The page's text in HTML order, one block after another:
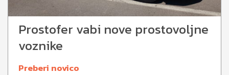
Prostofer vabi nove prostovoljne
voznike
Preberi novico